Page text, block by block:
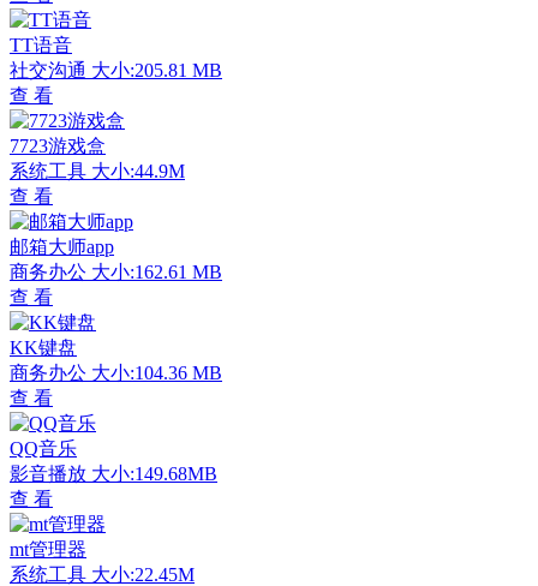
TT语音
社交沟通 大小:205.81 MB
查 看
7723游戏盒
系统工具 大小:44.9M
查 看
邮箱大师app
商务办公 大小:162.61 MB
查 看
KK键盘
商务办公 大小:104.36 MB
查 看
QQ音乐
影音播放 大小:149.68MB
查 看
mt管理器
系统工具 大小:22.45M